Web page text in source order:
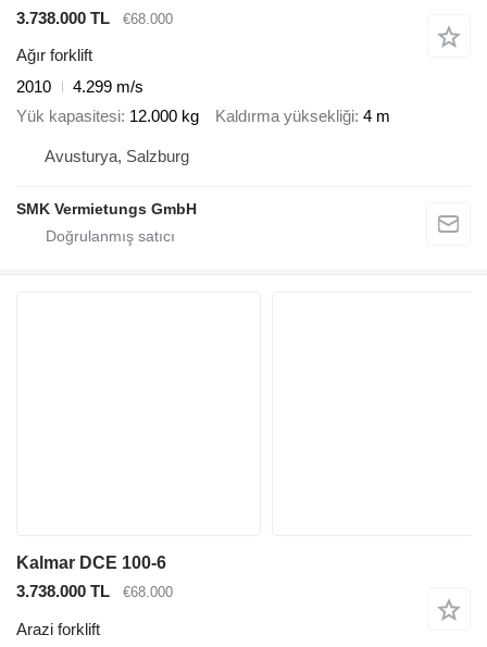
3.738.000 TL
€68.000
Ağır forklift
2010
4.299 m/s
Yük kapasitesi 12.000 kg Kaldırma yüksekliği 4 m
Avusturya, Salzburg
SMK Vermietungs GmbH
Kalmar DCE 100-6
3.738.000 TL
€68.000
Arazi forklift